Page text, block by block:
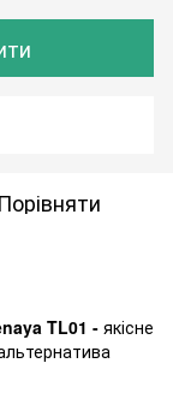
Порівняти
TL01 - якісне